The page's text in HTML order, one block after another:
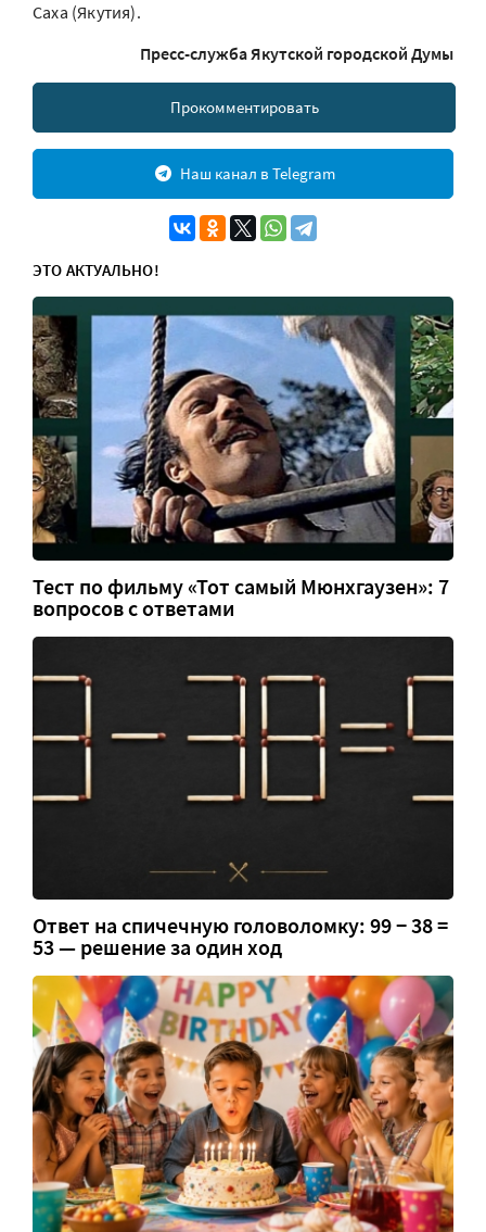
Саха (Якутия).
Пресс-служба Якутской городской Думы
Прокомментировать
Наш канал в Telegram
ЭТО АКТУАЛЬНО!
Тест по фильму «Тот самый Мюнхгаузен»: 7
вопросов с ответами
Ответ на спичечную головоломку: 99 − 38 =
53 — решение за один ход